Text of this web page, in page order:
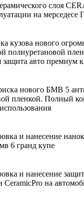
слоя
на мерседесе
кузова нового
полиуретановой
защита авто премиум
нового БМВ 5
пленкой. Полный
и нанесение
6 гранд купе
и нанесение
CeramicPro на